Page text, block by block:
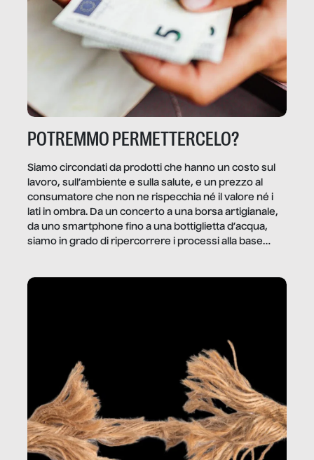
POTREMMO PERMETTERCELO?
Siamo circondati da prodotti che hanno un costo sul
lavoro, sull’ambiente e sulla salute, e un prezzo al
consumatore che non ne rispecchia né il valore né i
lati in ombra. Da un concerto a una borsa artigianale,
da uno smartphone fino a una bottiglietta d’acqua,
siamo in grado di ripercorrere i processi alla base
dietro gli oggetti e i servizi che fanno la nostra vita